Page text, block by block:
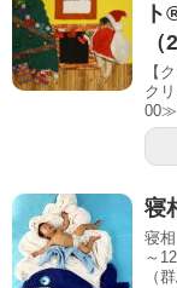
【
ク
寝
寝
～
（